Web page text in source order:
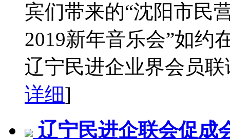
宾们带来的“沈阳市民
2019新年音乐会”如约
辽宁民进企业界会员
详细]
辽宁民进企联会促成